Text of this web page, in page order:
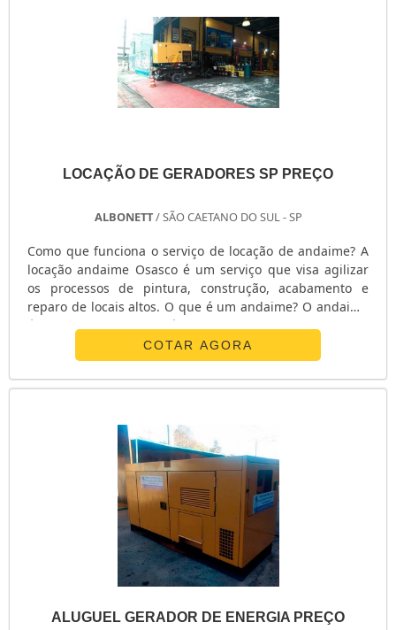
LOCAÇÃO DE GERADORES SP PREÇO
ALBONETT/ SÃO CAETANO DO SUL - SP
Como que funciona o serviço de locação de andaime? A
locação andaime Osasco é um serviço que visa agilizar
os processos de pintura, construção, acabamento e
reparo de locais altos. O que é um andaime? O andaime
é uma estrutura metálica com sistema de encaixe
formado por placas de metal resistente, apropriados
para garantir a segurança do operador. Vantagens do
serviço de locação: - Melhor custo benefício; - Foco de
COTAR AGORA
ALUGUEL GERADOR DE ENERGIA PREÇO